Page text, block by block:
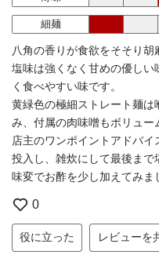
細麺
八角の香りが食欲をそそり胡
塩味は強くなく甘めの優しい
く食べやすい味です。
黄緑色の極細ストレート麺
み、付属の肉味噌もボリュー
店主のワンポイントアドバ
投入し、雑炊にして最後まで
味変でお酢を少し加えてみま
0
役に立った レビューを